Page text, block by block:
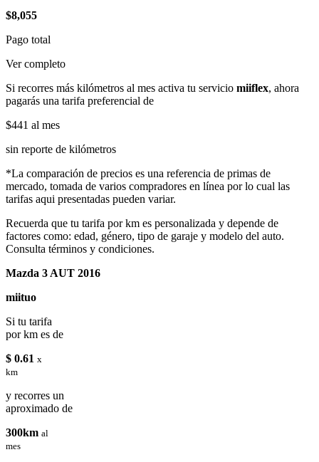
$8,055
Pago total
Ver completo
Si recorres más kilómetros al mes activa tu servicio miiflex, ahora
pagarás una tarifa preferencial de
$441 al mes
sin reporte de kilómetros
*La comparación de precios es una referencia de primas de
mercado, tomada de varios compradores en línea por lo cual las
tarifas aqui presentadas pueden variar.
Recuerda que tu tarifa por km es personalizada y depende de
factores como: edad, género, tipo de garaje y modelo del auto.
Consulta términos y condiciones.
Mazda 3 AUT 2016
miituo
Si tu tarifa
por km es de
$ 0.61 x
km
y recorres un
aproximado de
300km al
mes